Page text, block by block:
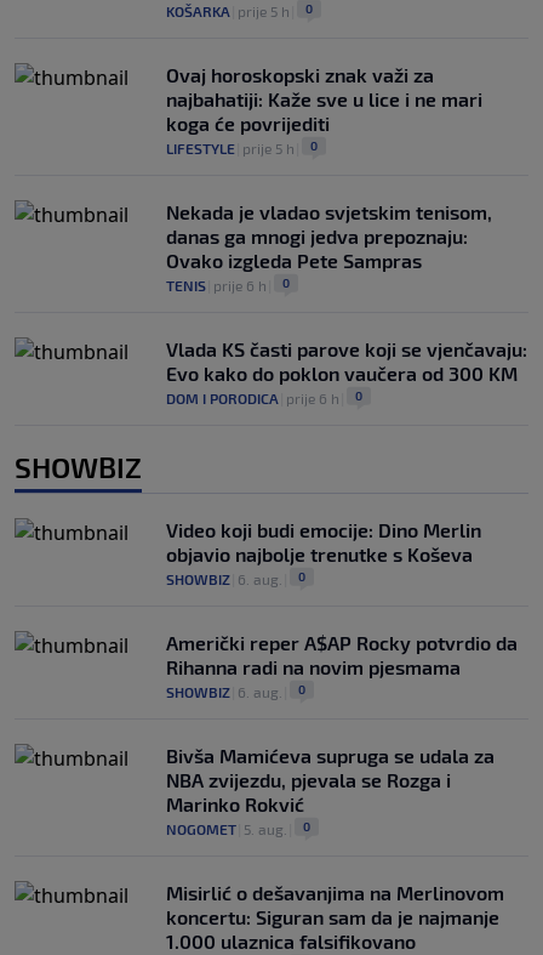
KOŠARKA prije 5 h 0
Ovaj horoskopski znak važi za
najbahatiji: Kaže sve u lice i ne mari
koga će povrijediti
LIFESTYLE prije 5 h 0
Nekada je vladao svjetskim tenisom,
danas ga mnogi jedva prepoznaju:
Ovako izgleda Pete Sampras
TENIS prije 6 h 0
Vlada KS časti parove koji se vjenčavaju:
Evo kako do poklon vaučera od 300 KM
DOM I PORODICA prije 6 h 0
SHOWBIZ
Video koji budi emocije: Dino Merlin
objavio najbolje trenutke s Koševa
SHOWBIZ 6. aug. 0
Američki reper A$AP Rocky potvrdio da
Rihanna radi na novim pjesmama
SHOWBIZ 6. aug. 0
Bivša Mamićeva supruga se udala za
NBA zvijezdu, pjevala se Rozga i
Marinko Rokvić
NOGOMET 5. aug. 0
Misirlić o dešavanjima na Merlinovom
koncertu: Siguran sam da je najmanje
1.000 ulaznica falsifikovano